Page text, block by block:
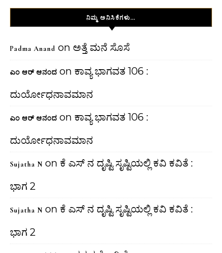
ನಿಮ್ಮ ಅನಿಸಿಕೆಗಳು…
Padma Anand on ಅತ್ತೆ ಮನೆ ಸೊಸೆ
ಎಂ ಆರ್ ಆನಂದ on ಕಾವ್ಯ ಭಾಗವತ 106 :
ದುರ್ಯೋಧನಾವಮಾನ
ಎಂ ಆರ್ ಆನಂದ on ಕಾವ್ಯ ಭಾಗವತ 106 :
ದುರ್ಯೋಧನಾವಮಾನ
Sujatha N on ಕೆ ಎಸ್ ನ ದೃಷ್ಟಿ ಸೃಷ್ಟಿಯಲ್ಲಿ ಕವಿ ಕವಿತೆ :
ಭಾಗ 2
Sujatha N on ಕೆ ಎಸ್ ನ ದೃಷ್ಟಿ ಸೃಷ್ಟಿಯಲ್ಲಿ ಕವಿ ಕವಿತೆ :
ಭಾಗ 2